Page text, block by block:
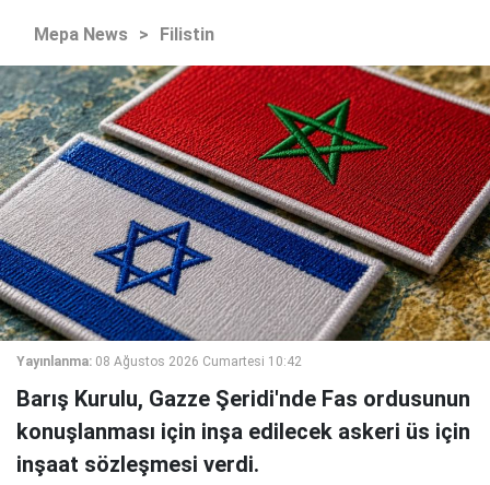
Mepa News > Filistin
Yayınlanma: 08 Ağustos 2026 Cumartesi 10:42
Barış Kurulu, Gazze Şeridi'nde Fas ordusunun
konuşlanması için inşa edilecek askeri üs için
inşaat sözleşmesi verdi.